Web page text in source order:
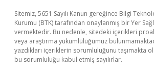
Sitemiz, 5651 Sayılı Kanun gereğince Bilgi
Kurumu (BTK) tarafından onaylanmış bir Yer
vermektedir. Bu nedenle, sitedeki içerikleri
veya araştırma yükümlülüğümüz
yazdıkları içeriklerin sorumluluğunu taşımakta
bu sorumluluğu kabul etmiş sayılırlar.